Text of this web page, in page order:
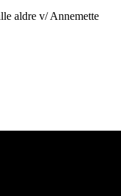
aldre v/ Annemette